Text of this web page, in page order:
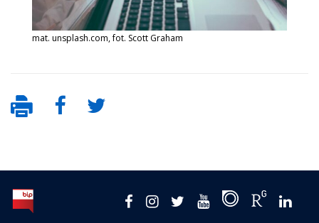
mat. unsplash.com, fot. Scott Graham